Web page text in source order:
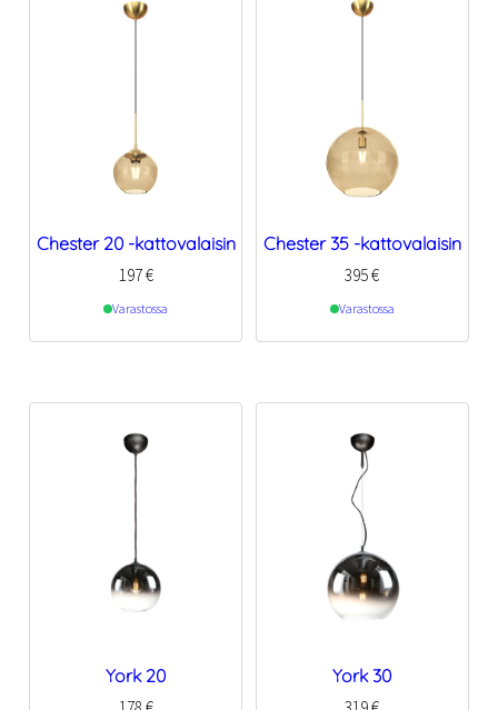
Chester 20 -kattovalaisin
197€
Varastossa
Chester 35 -kattovalaisin
395€
Varastossa
York 20 York 30